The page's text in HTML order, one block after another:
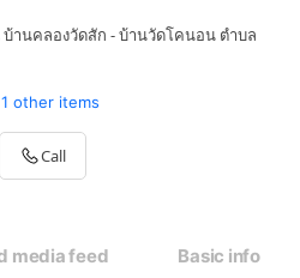
านคลองวัดสัก - บ้านวัดโคนอน ตำบล
1 other items
Call
media feed Basic info